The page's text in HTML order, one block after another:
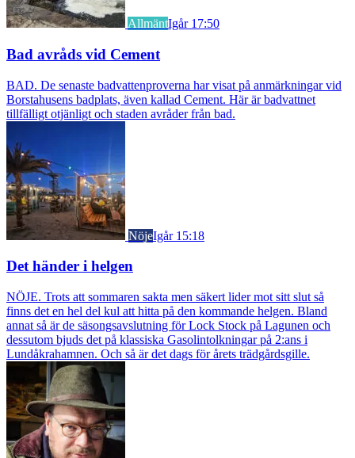
AllmäntIgår 17:50
Bad avråds vid Cement
BAD. De senaste badvattenproverna har visat på anmärkningar vid
Borstahusens badplats, även kallad Cement. Här är badvattnet
tillfälligt otjänligt och staden avråder från bad.
NöjeIgår 15:18
Det händer i helgen
NÖJE. Trots att sommaren sakta men säkert lider mot sitt slut så
finns det en hel del kul att hitta på den kommande helgen. Bland
annat så är de säsongsavslutning för Lock Stock på Lagunen och
dessutom bjuds det på klassiska Gasolintolkningar på 2:ans i
Lundåkrahamnen. Och så är det dags för årets trädgårdsgille.